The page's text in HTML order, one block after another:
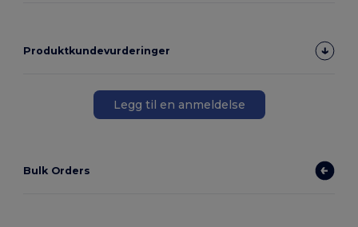
Produktkundevurderinger
Legg til en anmeldelse
Bulk Orders